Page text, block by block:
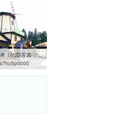
小国サービスエリア風車（地図/写真/小国・阿蘇・南阿蘇/和食その他 ...